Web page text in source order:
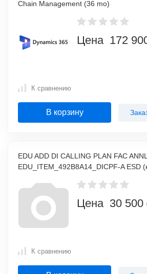
Chain Management (36 mo)
Цена 172
К сравнению
В корзину
EDU ADD DI CALLING PLAN FAC ANNL
EDU_ITEM_492B8A14_DICPF-A ESD
Цена 30 500
К сравнению